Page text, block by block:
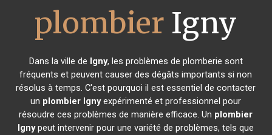
plombier Igny
Dans la ville de Igny, les problèmes de plomberie sont
fréquents et peuvent causer des dégâts importants si non
résolus à temps. C'est pourquoi il est essentiel de contacter
un plombier Ignyexpérimenté et professionnel pour
résoudre ces problèmes de manière efficace. Un plombier
Ignypeut intervenir pour une variété de problèmes, tels que